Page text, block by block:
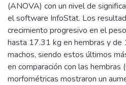
(ANOVA) con un nivel de
el software InfoStat. Los
crecimiento progresivo en el
hasta 17.31 kg en hembras y
machos, siendo estos últimos
en comparación con las
morfométricas mostraron un